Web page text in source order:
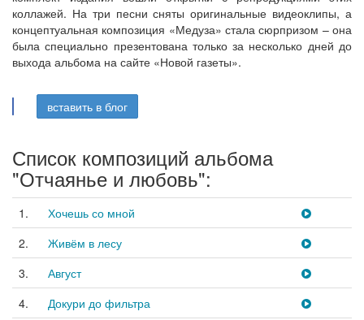
коллажей. На три песни сняты оригинальные видеоклипы, а
концептуальная композиция «Медуза» стала сюрпризом – она
была специально презентована только за несколько дней до
выхода альбома на сайте «Новой газеты».
вставить в блог
Список композиций альбома
"Отчаянье и любовь":
1.
Хочешь со мной
2.
Живём в лесу
3.
Август
4.
Докури до фильтра